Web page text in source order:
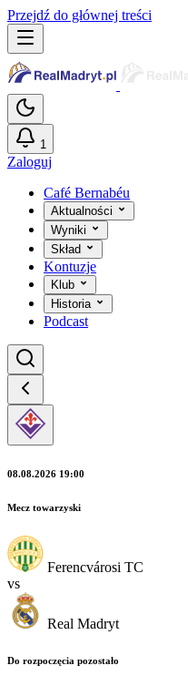
Przejdź do głównej treści
1
Zaloguj
Café Bernabéu
Aktualności
Wyniki
Skład
Kontuzje
Klub
Historia
Podcast
08.08.2026 19:00
Mecz towarzyski
Ferencvárosi TC
vs
Real Madryt
Do rozpoczęcia pozostało